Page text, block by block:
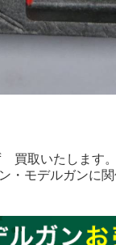
取いたします
モデルガンに